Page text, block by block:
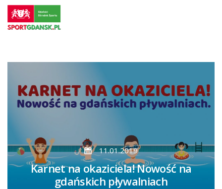
treści
Przejdź
do
11.01.2019
Karnet na okaziciela! Nowość na
gdańskich pływalniach